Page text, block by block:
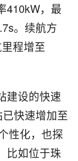
410kW，最
。续航方
程增至
建设的快速
快速增加至
性化，也探
比如位于珠